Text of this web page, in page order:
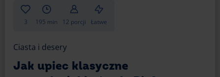
3 195 min 12 porcji Łatwe
Ciasta i desery
Jak upiec klasyczne